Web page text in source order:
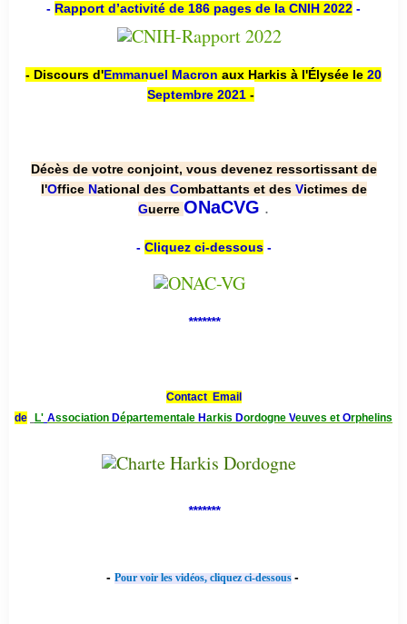
- Rapport d’activité de 186 pages de la CNIH 2022 -
- Discours d'Emmanuel Macron aux Harkis à l'Élysée le 20
Septembre 2021 -
Décès de votre conjoint, vous devenez ressortissant de
l'Office National des Combattants et des Victimes de
Guerre ONaCVG .
- Cliquez ci-dessous-
*******
Contact Email
de
L' Association Départementale Harkis Dordogne Veuves et Orphelins
*******
- Pour voir les vidéos, cliquez ci-dessous -